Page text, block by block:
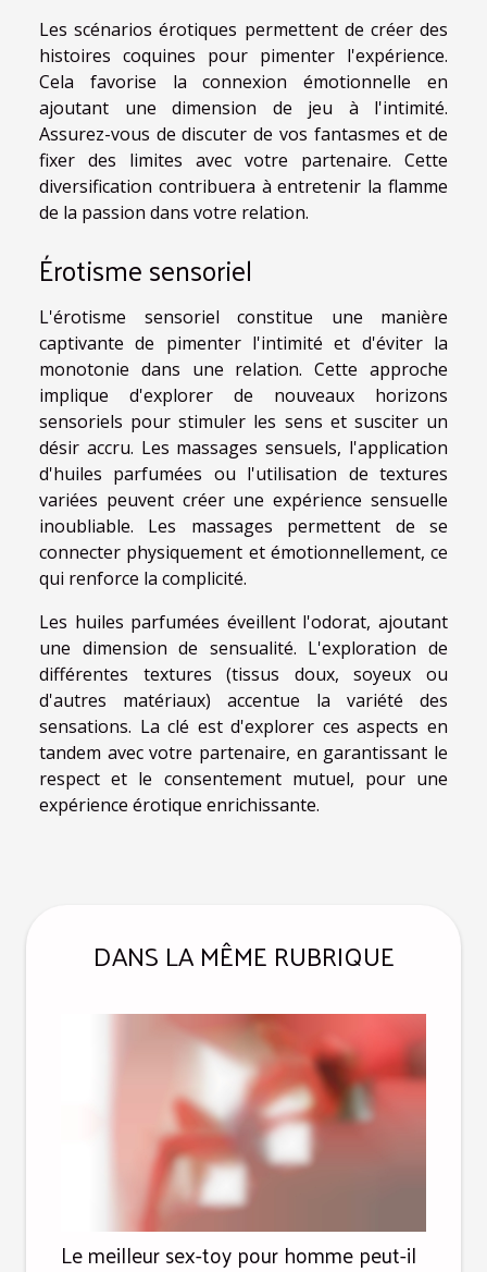
Les scénarios érotiques permettent de créer des
histoires coquines pour pimenter l'expérience.
Cela favorise la connexion émotionnelle en
ajoutant une dimension de jeu à l'intimité.
Assurez-vous de discuter de vos fantasmes et de
fixer des limites avec votre partenaire. Cette
diversification contribuera à entretenir la flamme
de la passion dans votre relation.
Érotisme sensoriel
L'érotisme sensoriel constitue une manière
captivante de pimenter l'intimité et d'éviter la
monotonie dans une relation. Cette approche
implique d'explorer de nouveaux horizons
sensoriels pour stimuler les sens et susciter un
désir accru. Les massages sensuels, l'application
d'huiles parfumées ou l'utilisation de textures
variées peuvent créer une expérience sensuelle
inoubliable. Les massages permettent de se
connecter physiquement et émotionnellement, ce
qui renforce la complicité.
Les huiles parfumées éveillent l'odorat, ajoutant
une dimension de sensualité. L'exploration de
différentes textures (tissus doux, soyeux ou
d'autres matériaux) accentue la variété des
sensations. La clé est d'explorer ces aspects en
tandem avec votre partenaire, en garantissant le
respect et le consentement mutuel, pour une
expérience érotique enrichissante.
DANS LA MÊME RUBRIQUE
Le meilleur sex-toy pour homme peut-il